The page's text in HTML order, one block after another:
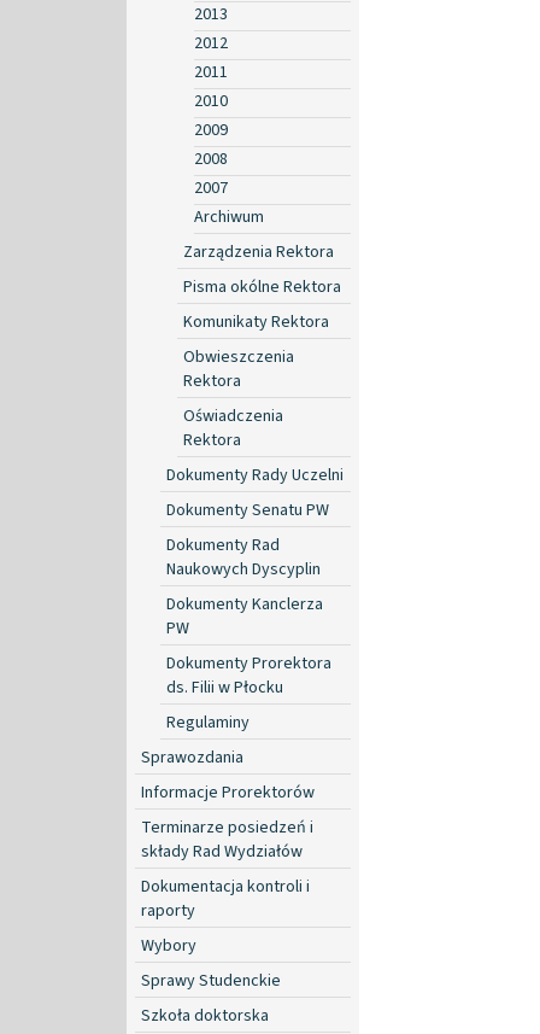
2013
2012
2011
2010
2009
2008
2007
Archiwum
Zarządzenia Rektora
Pisma okólne Rektora
Komunikaty Rektora
Obwieszczenia
Rektora
Oświadczenia
Rektora
Dokumenty Rady Uczelni
Dokumenty Senatu PW
Dokumenty Rad
Naukowych Dyscyplin
Dokumenty Kanclerza
PW
Dokumenty Prorektora
ds. Filii w Płocku
Regulaminy
Sprawozdania
Informacje Prorektorów
Terminarze posiedzeń i
składy Rad Wydziałów
Dokumentacja kontroli i
raporty
Wybory
Sprawy Studenckie
Szkoła doktorska